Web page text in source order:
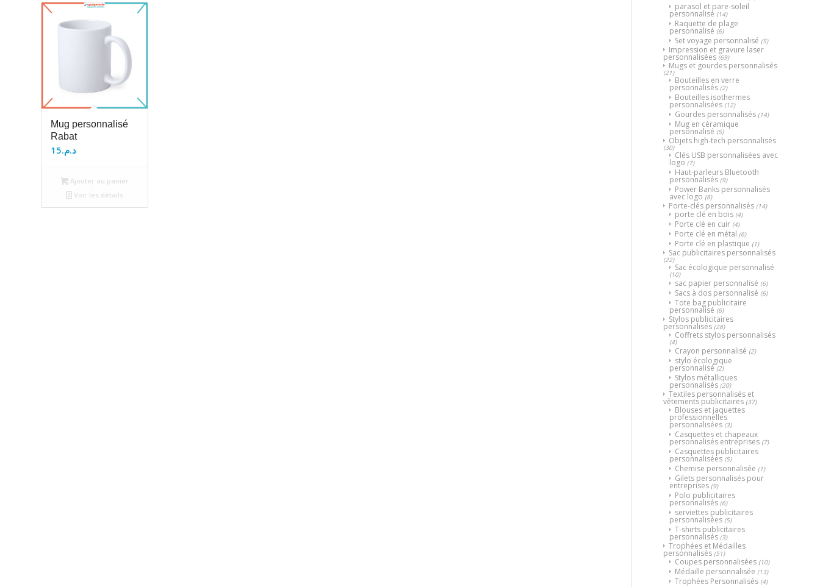
Mug personnalisé
Rabat
د.م.15
Ajouter au panier
Voir les détails
parasol et pare-soleil
personnalisé (14)
Raquette de plage
personnalisé (6)
Set voyage personnalisé (5)
Impression et gravure laser
personnalisées (69)
Mugs et gourdes personnalisés
(21)
Bouteilles en verre
personnalisés (2)
Bouteilles isothermes
personnalisées (12)
Gourdes personnalisés (14)
Mug en céramique
personnalisé (5)
Objets high-tech personnalisés
(30)
Clés USB personnalisées avec
logo (7)
Haut-parleurs Bluetooth
personnalisés (9)
Power Banks personnalisés
avec logo (8)
Porte-clés personnalisés (14)
porte clé en bois (4)
Porte clé en cuir (4)
Porte clé en métal (6)
Porte clé en plastique (1)
Sac publicitaires personnalisés
(22)
Sac écologique personnalisé
(10)
sac papier personnalisé (6)
Sacs à dos personnalisé (6)
Tote bag publicitaire
personnalisé (6)
Stylos publicitaires
personnalisés (28)
Coffrets stylos personnalisés
(4)
Crayon personnalisé (2)
stylo écologique
personnalisé (2)
Stylos métalliques
personnalisés (20)
Textiles personnalisés et
vêtements publicitaires (37)
Blouses et jaquettes
professionnelles
personnalisées (3)
Casquettes et chapeaux
personnalisés entreprises (7)
Casquettes publicitaires
personnalisées (5)
Chemise personnalisée (1)
Gilets personnalisés pour
entreprises (9)
Polo publicitaires
personnalisés (6)
serviettes publicitaires
personnalisées (5)
T-shirts publicitaires
personnalisés (3)
Trophées et Médailles
personnalisés (51)
Coupes personnalisées (10)
Médaille personnalisée (13)
Trophées Personnalisés (4)